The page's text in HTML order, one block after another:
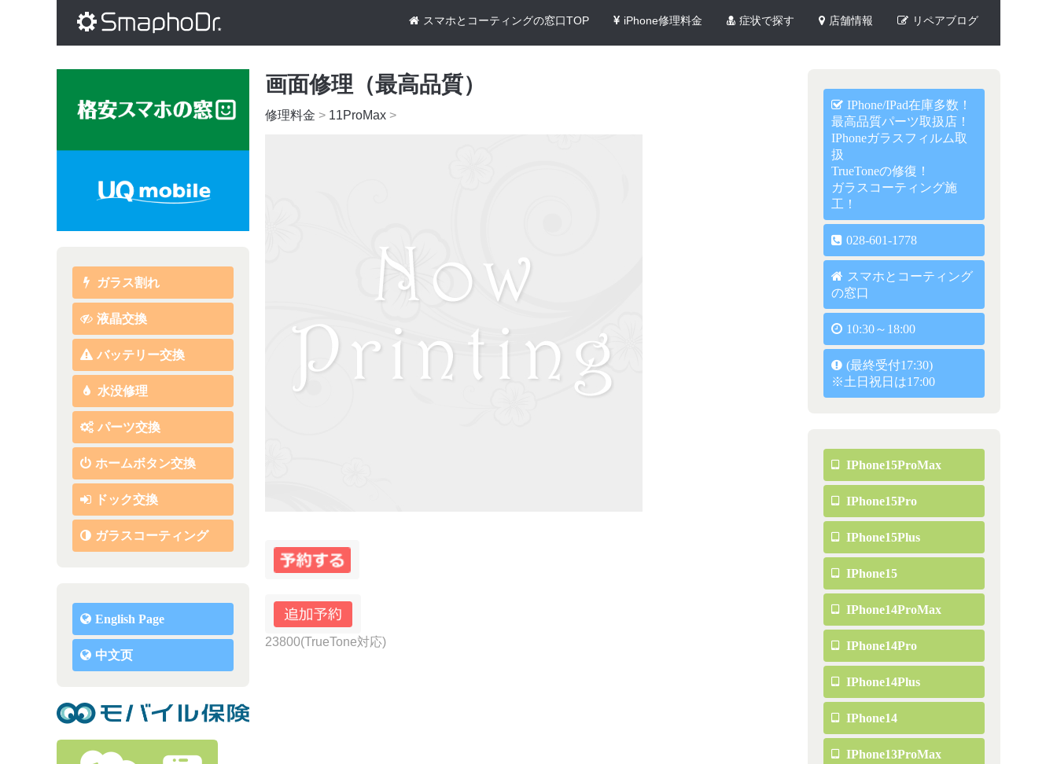
スマホとコーティングの窓口TOP iPhone修理料金 症状で探す 店舗情報 リペアブログ
ガラス割れ
液晶交換
バッテリー交換
水没修理
パーツ交換
ホームボタン交換
ドック交換
ガラスコーティング
English Page
中文页
画面修理（最高品質）
修理料金 > 11ProMax >
23800(TrueTone対応)
IPhone/iPad在庫多数！
最高品質パーツ取扱店！
IPhoneガラスフィルム取
扱
TrueToneの修復！
ガラスコーティング施
工！
028-601-1778
スマホとコーティング
の窓口
10:30～18:00
(最終受付17:30)
※土日祝日は17:00
IPhone15ProMax
IPhone15Pro
IPhone15Plus
IPhone15
IPhone14ProMax
IPhone14Pro
IPhone14Plus
IPhone14
IPhone13ProMax